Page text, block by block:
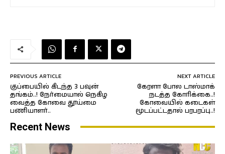
PREVIOUS ARTICLE
குப்பையில் கிடந்த 3 பவுன்
தங்கம்..! நேர்மையால் நெகிழ
வைத்த கோவை தூய்மை
பணியாளர்..
NEXT ARTICLE
கேரளா போல டாஸ்மாக்
நடத்த கோரிக்கை..!
கோவையில் கடைகள்
மூடப்பட்டதால் பரபரப்பு..!
Recent News